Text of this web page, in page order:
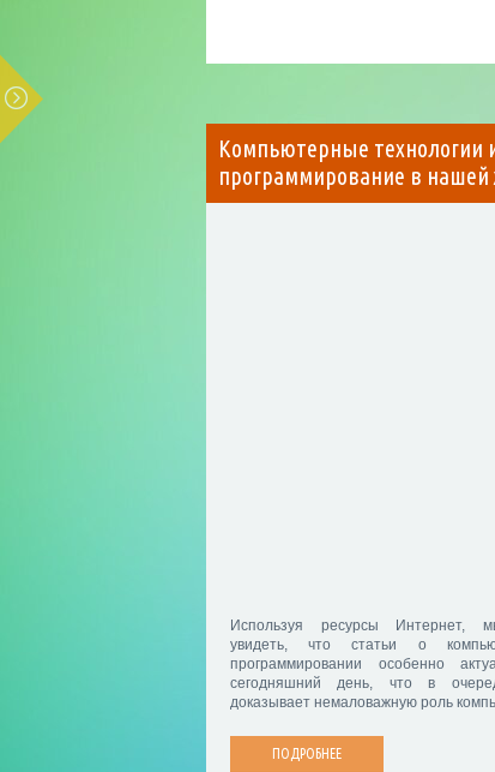
Компьютерные технологии
программирование в нашей
Используя ресурсы Интернет,
увидеть, что статьи о
программировании особенно
сегодняшний день, что в
доказывает немаловажную роль
ПОДРОБНЕЕ